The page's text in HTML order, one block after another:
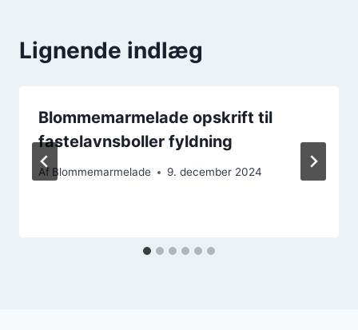
Lignende indlæg
Blommemarmelade opskrift til
fastelavnsboller fyldning
Af Blommemarmelade 9. december 2024